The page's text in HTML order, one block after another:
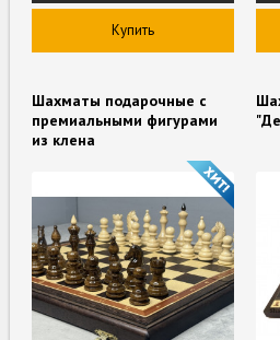
Купить
Шахматы подарочные с
премиальными фигурами
из клена